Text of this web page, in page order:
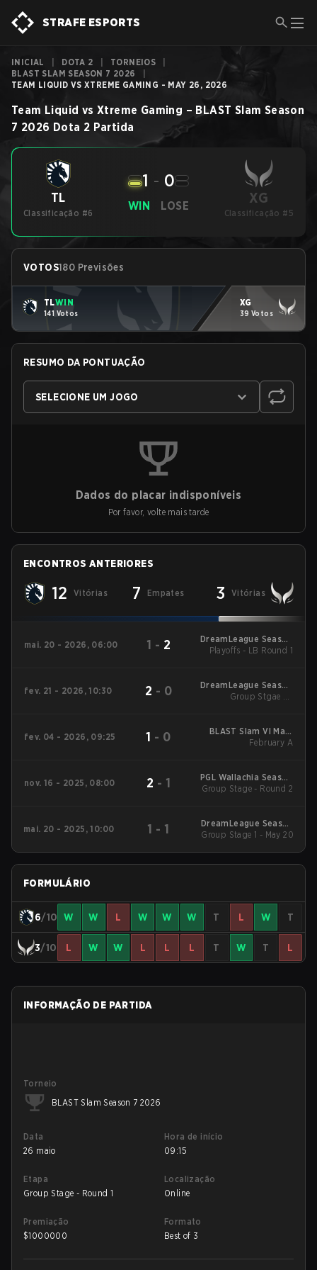
STRAFE ESPORTS
INICIAL DOTA 2 TORNEIOS
BLAST SLAM SEASON 7 2026
TEAM LIQUID VS XTREME GAMING - MAY 26, 2026
Team Liquid vs Xtreme Gaming – BLAST Slam Season
7 2026 Dota 2 Partida
TL
Classificação #6
WIN
1 - 0
LOSE XG
Classificação #5
VOTOS180 Previsões
TLWIN
141 Votos
XG
39 Votos
RESUMO DA PONTUAÇÃO
SELECIONE UM JOGO
Dados do placar indisponíveis
Por favor, volte mais tarde
ENCONTROS ANTERIORES
12 Vitórias 7 Empates 3 Vitórias
mai. 20 - 2026, 06:00 1 - 2
DreamLeague Season
29 2026
Playoffs - LB Round 1
fev. 21 - 2026, 10:30 2 - 0
DreamLeague Season
28
Group Stgae 2 -
fev. 04 - 2026, 09:25 1 - 0
BLAST Slam VI Main
Tournament
February A
nov. 16 - 2025, 08:00 2 - 1
PGL Wallachia Season
6 Main Tournament
Group Stage - Round 2
mai. 20 - 2025, 10:00 1 - 1
DreamLeague Season
26
Group Stage 1 - May 20
FORMULÁRIO
6/10 W W L W W W T L W T
3/10 L W W L L L T W T L
INFORMAÇÃO DE PARTIDA
Torneio
BLAST Slam Season 7 2026
Data
26 maio
Hora de início
09:15
Etapa
Group Stage - Round 1
Localização
Online
Premiação
$1000000
Formato
Best of 3